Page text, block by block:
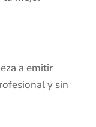
a emitir
y sin